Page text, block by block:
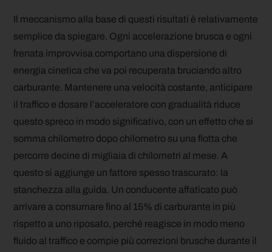
Il meccanismo alla base di questi risultati è relativamente
semplice da spiegare. Ogni accelerazione brusca e ogni
frenata improvvisa comportano una dispersione di
energia cinetica che va poi recuperata bruciando altro
carburante. Mantenere una velocità costante, anticipare
il traffico e dosare l’acceleratore con gradualità riduce
questo spreco in modo significativo, con un effetto che si
somma chilometro dopo chilometro su una flotta che
percorre decine di migliaia di chilometri al mese. A
questo si aggiunge un fattore spesso trascurato: la
stanchezza alla guida. Un conducente affaticato può
arrivare a consumare fino al 15% di carburante in più
rispetto a uno riposato, perché reagisce in modo meno
fluido al traffico e compie più correzioni brusche durante il